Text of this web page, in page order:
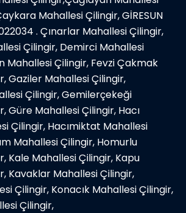
Mahallesi Çilingir, GİRESUN
. Çınarlar Mahallesi Çilingir,
Çilingir, Demirci Mahallesi
Mahallesi Çilingir, Fevzi Çakmak
Gaziler Mahallesi Çilingir,
Çilingir, Gemilerçekeği
Güre Mahallesi Çilingir, Hacı
Çilingir, Hacımiktat Mahallesi
Mahallesi Çilingir, Homurlu
Kale Mahallesi Çilingir, Kapu
Kavaklar Mahallesi Çilingir,
Çilingir, Konacık Mahallesi Çilingir,
Çilingir,